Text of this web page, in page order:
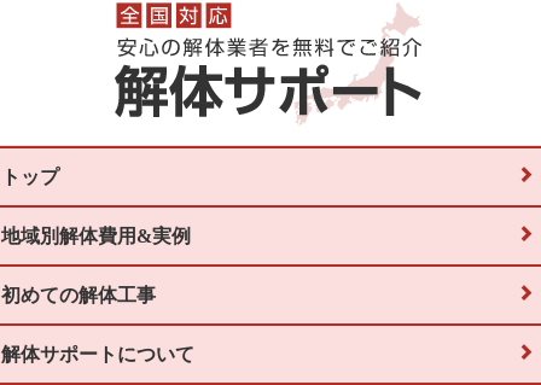
トップ
地域別解体費用&実例
初めての解体工事
解体サポートについて